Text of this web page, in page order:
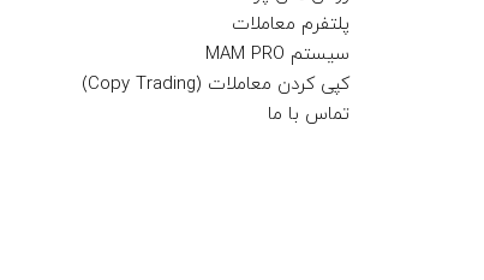
پلتفرم معاملات
سیستم MAM PRO
کپی کردن معاملات (Copy Trading)
تماس با ما